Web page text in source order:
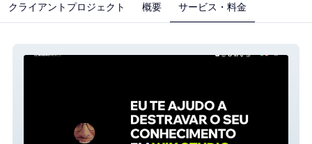
クライアントプロジェクト 概要 サービス・料金